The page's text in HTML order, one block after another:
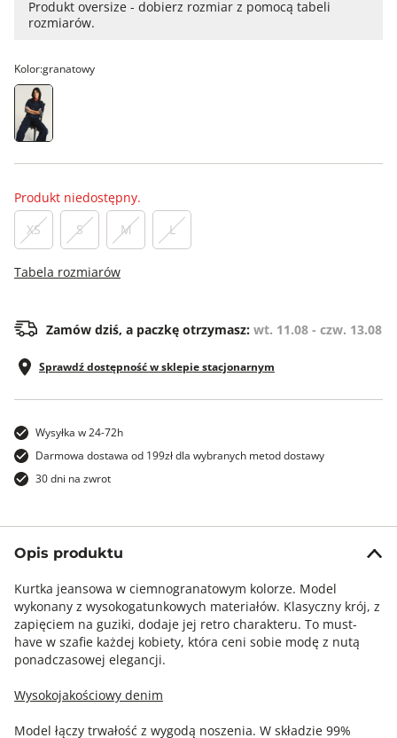
Produkt oversize - dobierz rozmiar z pomocą tabeli
rozmiarów.
Kolor:granatowy
Produkt niedostępny.
XS
S M L
Tabela rozmiarów
Zamów dziś, a paczkę otrzymasz: wt. 11.08 - czw. 13.08
Sprawdź dostępność w sklepie stacjonarnym
Wysyłka w 24-72h
Darmowa dostawa od 199zł dla wybranych metod dostawy
30 dni na zwrot
Opis produktu
Kurtka jeansowa w ciemnogranatowym kolorze. Model
wykonany z wysokogatunkowych materiałów. Klasyczny krój, z
zapięciem na guziki, dodaje jej retro charakteru. To must-
have w szafie każdej kobiety, która ceni sobie modę z nutą
ponadczasowej elegancji.
Wysokojakościowy denim
Model łączy trwałość z wygodą noszenia. W składzie 99%